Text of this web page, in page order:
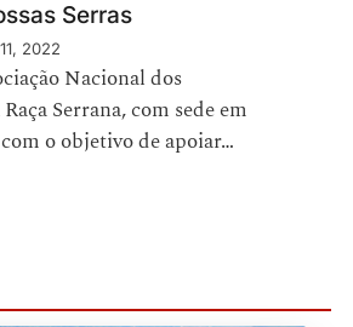
Serras
2022
Nacional dos
Serrana, com sede em
o objetivo de apoiar…